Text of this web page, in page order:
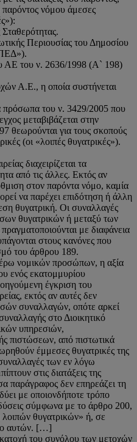
παρόντος νόμου άμεσες
Περιουσίας του Δημοσίου
ΑΕ του ν. 2636/1998 (Α` 198)
Α.Ε., η οποία συστήνεται
πρόσωπα του ν. 3429/2005 που
μεταβιβάζεται στην
θεωρούνται για τους σκοπούς
(οι «λοιπές θυγατρικές»).
διαχειρίζεται τα
από τις άλλες. Εκτός αν
στον παρόντα νόμο, καμία
να παρέχει επιδότηση ή άλλη
θυγατρική. Οι συναλλαγές
θυγατρικών ή μεταξύ των
με διαφάνεια
στους κανόνες που
του άρθρου 189.
νομικών προσώπων, η αξία
ενός εκατομμυρίου
έγκριση του
εκτός αν αυτές δεν
συναλλαγών, οπότε αρκεί
στο Διοικητικό
υπηρεσιών,
πιστώσεων, από πιστωτικά
έμμεσες θυγατρικές της
των εν λόγω
στις διατάξεις της
παράγραφος δεν επηρεάζει τη
με οποιονδήποτε τρόπο
σύμφωνα με το άρθρο 200,
θυγατρικών» ή, σε
αυτών. […]
του συνόλου των μετοχών